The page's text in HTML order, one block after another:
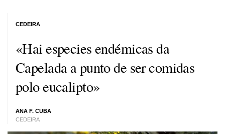
«Hai especies endémicas da
Capelada a punto de ser comidas
polo eucalipto»
ANA F. CUBA
CEDEIRA
CEDEIRA